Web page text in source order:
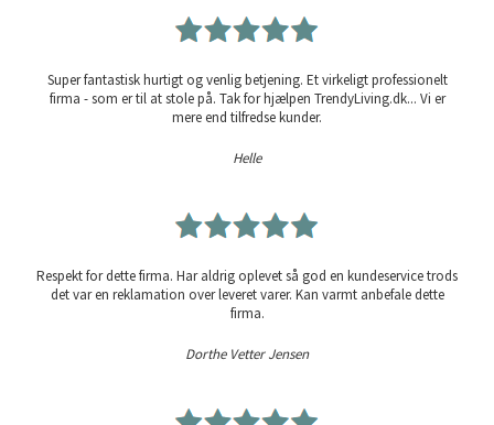
Super fantastisk hurtigt og venlig betjening. Et virkeligt professionelt
firma - som er til at stole på. Tak for hjælpen TrendyLiving.dk... Vi er
mere end tilfredse kunder.
Helle
Respekt for dette firma. Har aldrig oplevet så god en kundeservice trods
det var en reklamation over leveret varer. Kan varmt anbefale dette
firma.
Dorthe Vetter Jensen